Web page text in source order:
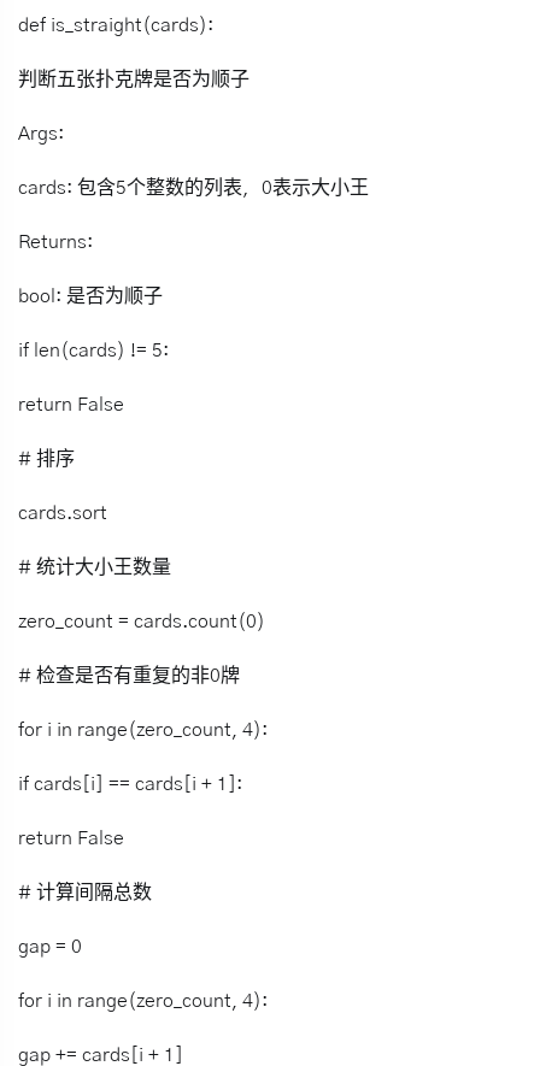
def is_straight(cards):
判断五张扑克牌是否为顺子
Args:
cards: 包含5个整数的列表，0表示大小王
Returns:
bool: 是否为顺子
if len(cards) != 5:
return False
# 排序
cards.sort
# 统计大小王数量
zero_count = cards.count(0)
# 检查是否有重复的非0牌
for i in range(zero_count, 4):
if cards[i] == cards[i + 1]:
return False
# 计算间隔总数
gap = 0
for i in range(zero_count, 4):
gap += cards[i + 1]